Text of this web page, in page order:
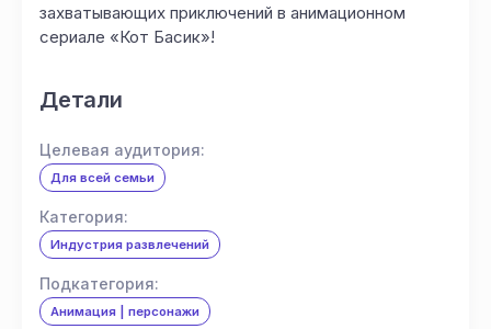
захватывающих приключений в анимационном
сериале «Кот Басик»!
Детали
Целевая аудитория:
Для всей семьи
Категория:
Индустрия развлечений
Подкатегория:
Анимация | персонажи